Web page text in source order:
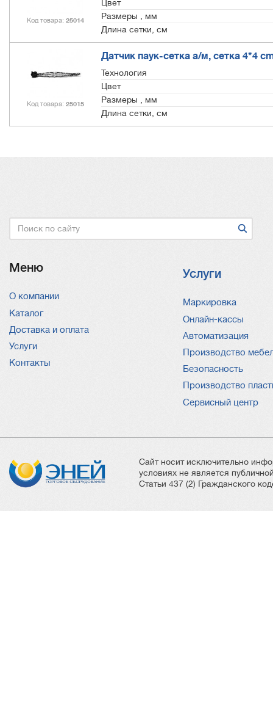
Код товара 25014
Цвет
Размеры , мм
Длина сетки, см
Код товара 25015
Датчик паук-сетка а/м, сетка 4*4
Технология
Цвет
Размеры , мм
Длина сетки, см
Поиск
Меню
О компании
Каталог
Доставка и оплата
Услуги
Контакты
Услуги
Услуги
Маркировка
Онлайн-кассы
Автоматизация
Производство
Безопасность
Производство
Сервисный центр
Сайт носит исключительно
условиях не является
Статьи 437 (2) Гражданского